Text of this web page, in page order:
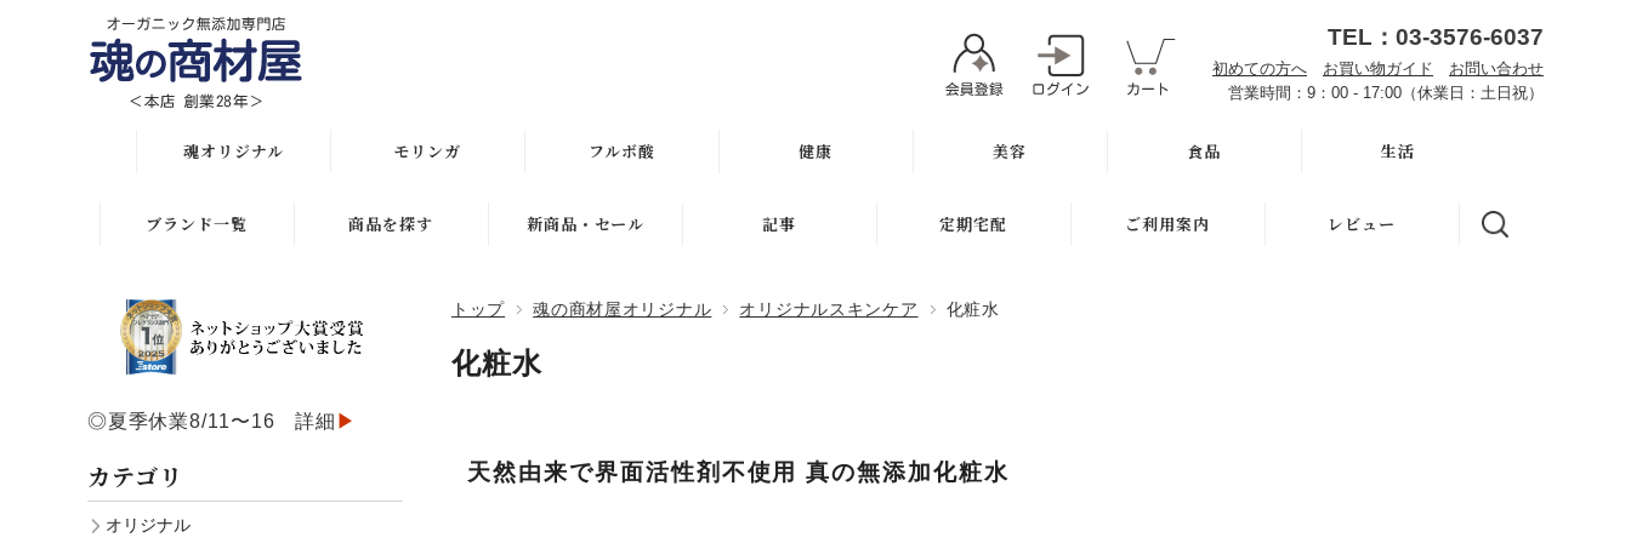
TEL：03-3576-6037
初めての方へ お買い物ガイド
お問い合わせ
営業時間：9：00 - 17:00（休業日：土日祝）
魂オリジナル
オリジナル全商品
初めての方におススメ
スキンケア
モリンガ
解説 モリンガとは
発酵モリンガ サプリ
モリンガブライト化粧
モリンガサプリメント
スキン＆ボディケア
フルボ酸
太古の泉
健康
ミネラル
健康飲料
美容
魂オリジナル
スキンケア
メイク
食品
オーサワお取り寄せ
生活
ブランド一覧 商品を探す
オリジナルランキング
ヘアケアお悩み解決
新商品・セール 記事 定期宅配 ご利用案内 レビュー
トップ 魂の商材屋オリジナル オリジナルスキンケア 化粧水
化粧水
天然由来で界面活性剤不使用 真の無添加化粧水
◎夏季休業8/11〜16 詳細 ▶
カテゴリ
オリジナル